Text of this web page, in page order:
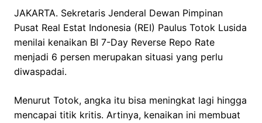
JAKARTA. Sekretaris Jenderal Dewan Pimpinan
Pusat Real Estat Indonesia (REI) Paulus Totok Lusida
menilai kenaikan BI 7-Day Reverse Repo Rate
menjadi 6 persen merupakan situasi yang perlu
diwaspadai.
Menurut Totok, angka itu bisa meningkat lagi hingga
mencapai titik kritis. Artinya, kenaikan ini membuat